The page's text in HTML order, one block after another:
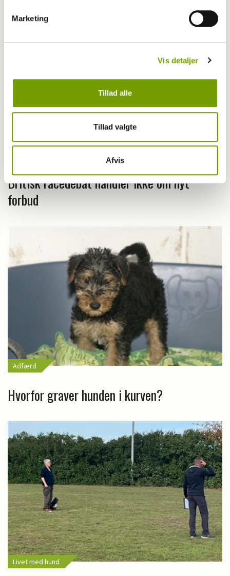
Marketing
Vis detaljer
Tillad alle
Tillad valgte
Afvis
Britisk racedebat handler ikke om nyt
forbud
Adfærd
Hvorfor graver hunden i kurven?
Livet med hund